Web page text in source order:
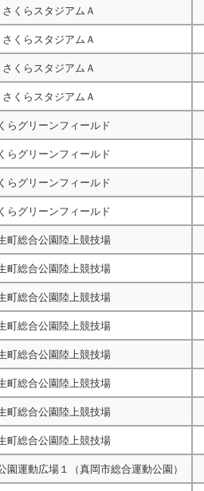
さくらスタジアムＡ
さくらスタジアムＡ
さくらスタジアムＡ
さくらスタジアムＡ
らグリーンフィールド
らグリーンフィールド
らグリーンフィールド
らグリーンフィールド
町総合公園陸上競技場
町総合公園陸上競技場
町総合公園陸上競技場
町総合公園陸上競技場
町総合公園陸上競技場
町総合公園陸上競技場
町総合公園陸上競技場
町総合公園陸上競技場
園運動広場１（真岡市総合運動公園）